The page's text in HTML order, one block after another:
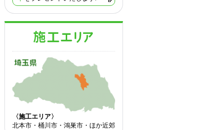
〈施工エリア〉
北本市・桶川市・鴻巣市・ほか近郊